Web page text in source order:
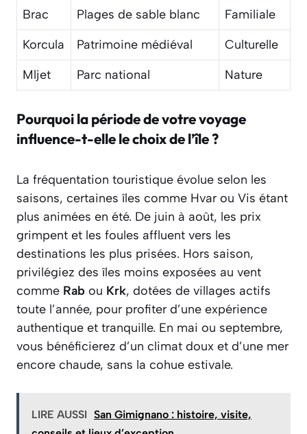
Brac
Plages de sable blanc
Familiale
Korcula
Patrimoine médiéval
Culturelle
Mljet
Parc national Nature
Pourquoi la période de votre voyage
influence-t-elle le choix de l’île ?
La fréquentation touristique évolue selon les
saisons, certaines îles comme Hvar ou Vis étant
plus animées en été. De juin à août, les prix
grimpent et les foules affluent vers les
destinations les plus prisées. Hors saison,
privilégiez des îles moins exposées au vent
comme Rab ou Krk, dotées de villages actifs
toute l’année, pour profiter d’une expérience
authentique et tranquille. En mai ou septembre,
vous bénéficierez d’un climat doux et d’une mer
encore chaude, sans la cohue estivale.
LIRE AUSSI San Gimignano : histoire, visite,